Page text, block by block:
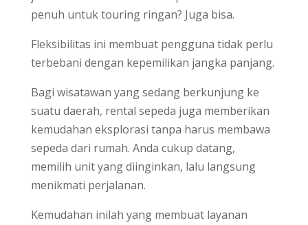
penuh untuk touring ringan? Juga bisa.
Fleksibilitas ini membuat pengguna tidak perlu
terbebani dengan kepemilikan jangka panjang.
Bagi wisatawan yang sedang berkunjung ke
suatu daerah, rental sepeda juga memberikan
kemudahan eksplorasi tanpa harus membawa
sepeda dari rumah. Anda cukup datang,
memilih unit yang diinginkan, lalu langsung
menikmati perjalanan.
Kemudahan inilah yang membuat layanan